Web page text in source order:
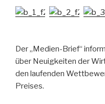
Der „Medien-Brief“
über Neuigkeiten der
den laufenden
Preises.